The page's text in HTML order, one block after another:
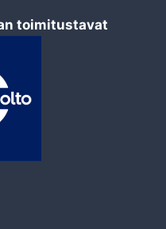
toimitustavat